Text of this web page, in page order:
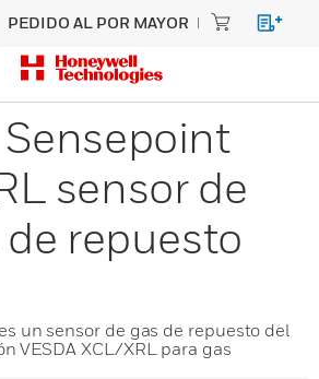
PEDIDO AL POR MAYOR
Sensepoint
sensor de
repuesto
un sensor de gas de repuesto del
VESDA XCL/XRL para gas